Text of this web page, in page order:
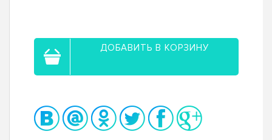
ДОБАВИТЬ В КОРЗИНУ